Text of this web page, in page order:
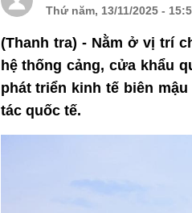
Thứ năm, 13/11/2025 -
(Thanh tra) - Nằm ở vị trí
hệ thống cảng, cửa khẩu
phát triển kinh tế biên
tác quốc tế.